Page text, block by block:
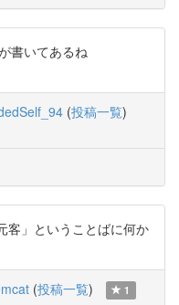
書いてあるね
(投稿一覧)
客」ということばに何か
(投稿一覧) 1